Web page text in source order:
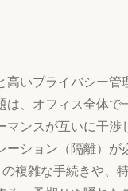
高いプライバシー
は、オフィス全体で
マンスが互いに干
ーション（隔離）
複雑な手続きや、